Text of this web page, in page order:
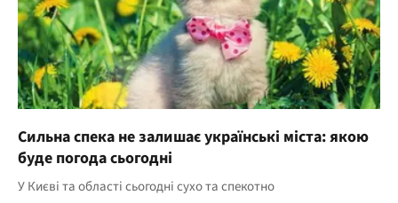
Сильна спека не залишає українські міста: якою
буде погода сьогодні
У Києві та області сьогодні сухо та спекотно